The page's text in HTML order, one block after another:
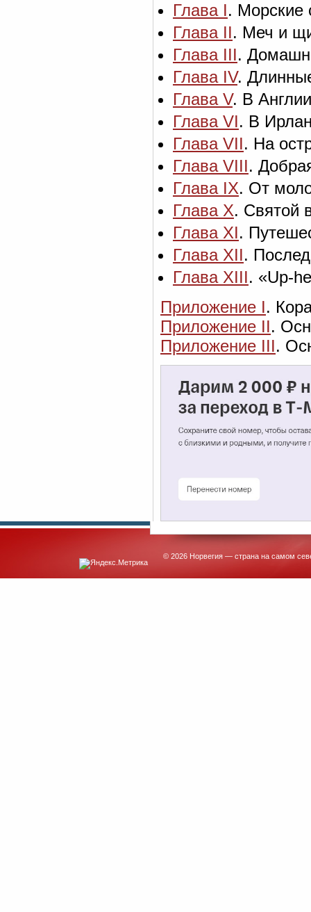
Глава I. Морские
Глава II. Меч и
Глава III.
Глава IV.
Глава V. В Англии
Глава VI. В
Глава VII. На
Глава VIII.
Глава IX. От
Глава X. Святой
Глава XI.
Глава XII.
Глава XIII. «Up-
Приложение I.
Приложение II.
Приложение III.
© 2026 Норвегия — страна на самом